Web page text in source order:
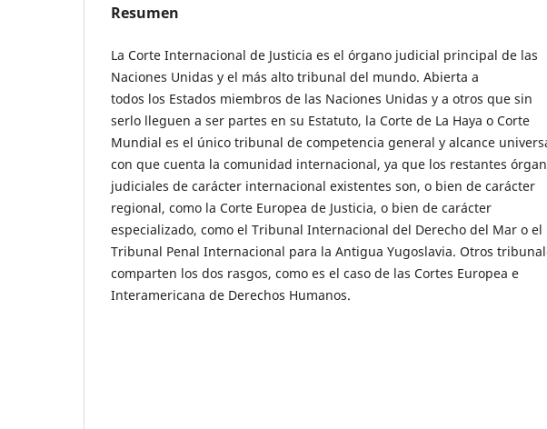
Resumen
La Corte Internacional de Justicia es el órgano judicial principal de las
Naciones Unidas y el más alto tribunal del mundo. Abierta a
todos los Estados miembros de las Naciones Unidas y a otros que sin
serlo lleguen a ser partes en su Estatuto, la Corte de La Haya o Corte
Mundial es el único tribunal de competencia general y alcance
con que cuenta la comunidad internacional, ya que los restantes
judiciales de carácter internacional existentes son, o bien de carácter
regional, como la Corte Europea de Justicia, o bien de carácter
especializado, como el Tribunal Internacional del Derecho del Mar o el
Tribunal Penal Internacional para la Antigua Yugoslavia. Otros
comparten los dos rasgos, como es el caso de las Cortes Europea e
Interamericana de Derechos Humanos.